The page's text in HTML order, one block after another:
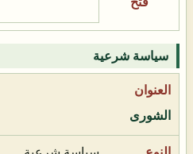
سياسة شرعية
الشورى